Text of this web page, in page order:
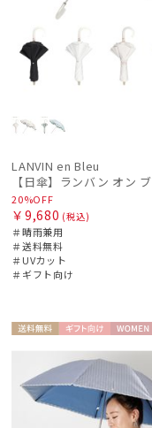
LANVIN en Bleu
20%OFF
￥9,680 (税込)
＃晴雨兼用
＃送料無料
＃UVカット
＃ギフト向け
向け
N